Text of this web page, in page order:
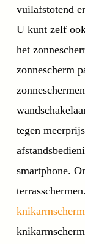
vuilafstotend
U kunt zelf
het
zonnescherm
tegen
smartphone.